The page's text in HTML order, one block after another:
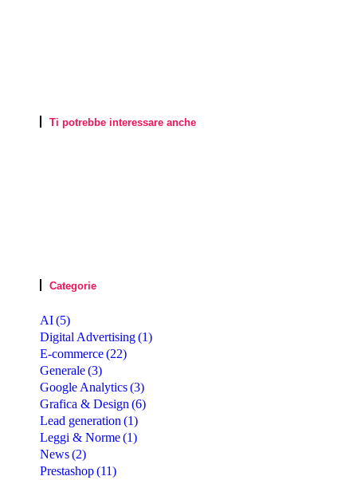
Ti potrebbe interessare anche
Categorie
AI(5)
Digital Advertising(1)
E-commerce(22)
Generale(3)
Google Analytics(3)
Grafica & Design (6)
Lead generation (1)
Leggi & Norme(1)
News(2)
Prestashop(11)